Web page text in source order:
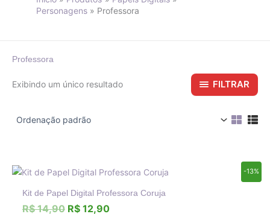
Personagens
Professora
Professora
Exibindo um único resultado FILTRAR
-13%
Kit de Papel Digital Professora Coruja
R$14,90
O
original
era:
R$12,90
O
atual
é: